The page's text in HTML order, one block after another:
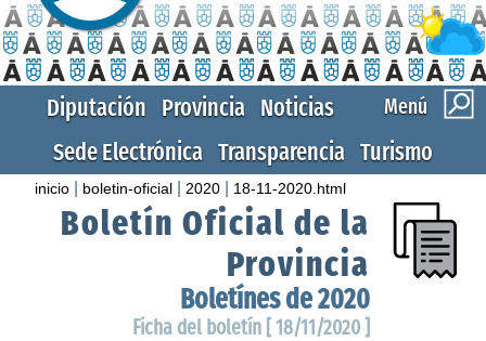
Menú
Diputación Provincia Noticias
Sede Electrónica Transparencia Turismo
inicio boletin-oficial 2020 18-11-2020.html
Boletín Oficial de la
Provincia
Boletínes de 2020
Ficha del boletín [ 18/11/2020 ]